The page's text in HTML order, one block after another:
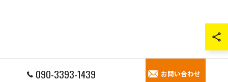
090-3393-1439 お問い合わせ